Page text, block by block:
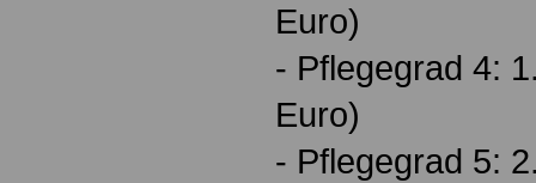
Euro)
- Pflegegrad 4:
Euro)
- Pflegegrad 5: